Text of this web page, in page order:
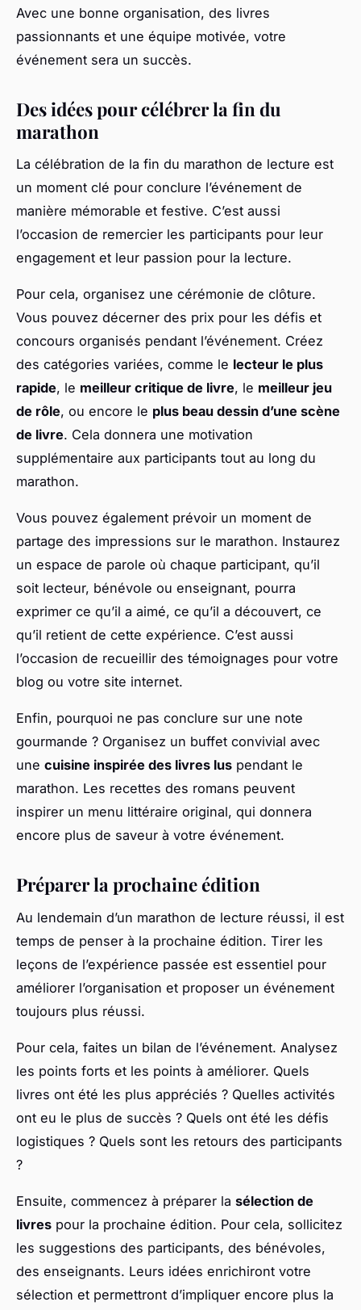
Avec une bonne organisation, des livres
passionnants et une équipe motivée, votre
événement sera un succès.
Des idées pour célébrer la fin du
marathon
La célébration de la fin du marathon de lecture est
un moment clé pour conclure l’événement de
manière mémorable et festive. C’est aussi
l’occasion de remercier les participants pour leur
engagement et leur passion pour la lecture.
Pour cela, organisez une cérémonie de clôture.
Vous pouvez décerner des prix pour les défis et
concours organisés pendant l’événement. Créez
des catégories variées, comme le lecteur le plus
rapide, le meilleur critique de livre, le meilleur jeu
de rôle, ou encore le plus beau dessin d’une scène
de livre. Cela donnera une motivation
supplémentaire aux participants tout au long du
marathon.
Vous pouvez également prévoir un moment de
partage des impressions sur le marathon. Instaurez
un espace de parole où chaque participant, qu’il
soit lecteur, bénévole ou enseignant, pourra
exprimer ce qu’il a aimé, ce qu’il a découvert, ce
qu’il retient de cette expérience. C’est aussi
l’occasion de recueillir des témoignages pour votre
blog ou votre site internet.
Enfin, pourquoi ne pas conclure sur une note
gourmande ? Organisez un buffet convivial avec
une cuisine inspirée des livres lus pendant le
marathon. Les recettes des romans peuvent
inspirer un menu littéraire original, qui donnera
encore plus de saveur à votre événement.
Préparer la prochaine édition
Au lendemain d’un marathon de lecture réussi, il est
temps de penser à la prochaine édition. Tirer les
leçons de l’expérience passée est essentiel pour
améliorer l’organisation et proposer un événement
toujours plus réussi.
Pour cela, faites un bilan de l’événement. Analysez
les points forts et les points à améliorer. Quels
livres ont été les plus appréciés ? Quelles activités
ont eu le plus de succès ? Quels ont été les défis
logistiques ? Quels sont les retours des participants
?
Ensuite, commencez à préparer la sélection de
livres pour la prochaine édition. Pour cela, sollicitez
les suggestions des participants, des bénévoles,
des enseignants. Leurs idées enrichiront votre
sélection et permettront d’impliquer encore plus la